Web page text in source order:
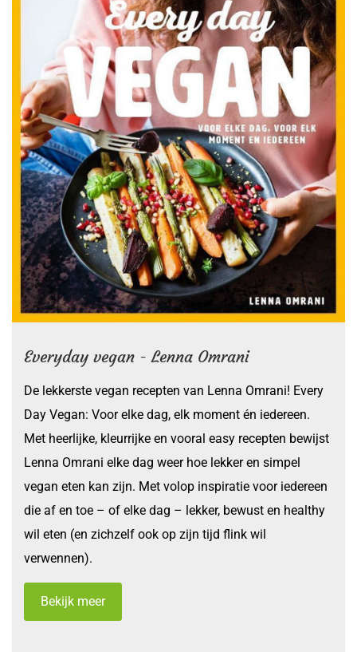
Everyday vegan - Lenna Omrani
De lekkerste vegan recepten van Lenna Omrani! Every
Day Vegan: Voor elke dag, elk moment én iedereen.
Met heerlijke, kleurrijke en vooral easy recepten bewijst
Lenna Omrani elke dag weer hoe lekker en simpel
vegan eten kan zijn. Met volop inspiratie voor iedereen
die af en toe – of elke dag – lekker, bewust en healthy
wil eten (en zichzelf ook op zijn tijd flink wil
verwennen).
Bekijk meer